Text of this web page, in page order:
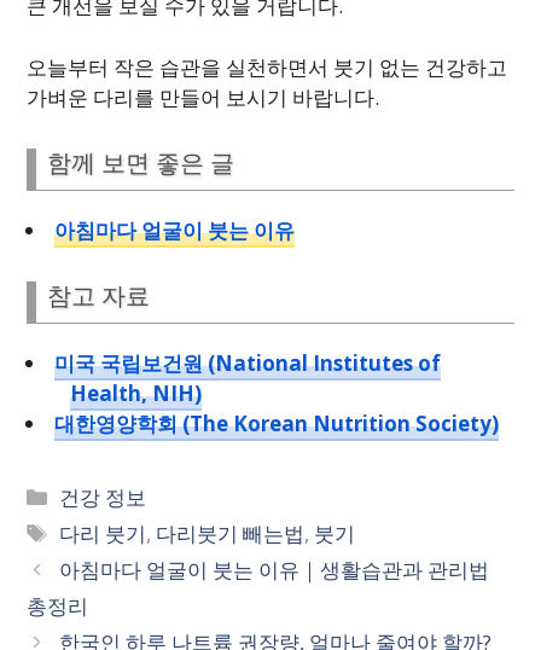
오늘부터 작은 습관을 실천하면서 붓기 없는 건강하고
가벼운 다리를 만들어 보시기 바랍니다.
함께 보면 좋은 글
아침마다 얼굴이 붓는 이유
참고 자료
미국 국립보건원 (National Institutes of
Health, NIH)
대한영양학회 (The Korean Nutrition Society)
카
테
고
리
건강 정보
태
그
다리 붓기, 다리붓기 빼는법, 붓기
아침마다 얼굴이 붓는 이유｜생활습관과 관리법
총정리
한국인 하루 나트륨 권장량, 얼마나 줄여야 할까?